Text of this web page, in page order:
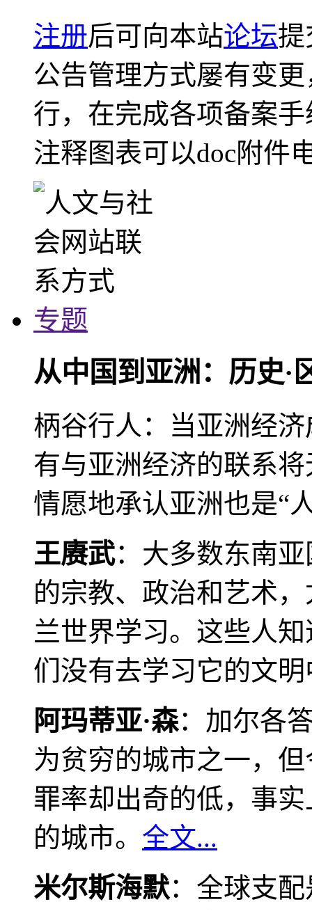
注册后可向本站论坛提
公告管理方式屡有变
行，在完成各项备案
注释图表可以doc附件
专题
从中国到亚洲：历史·
柄谷行人：当亚洲经
有与亚洲经济的联系
情愿地承认亚洲也是“
王赓武：大多数东南
的宗教、政治和艺术
兰世界学习。这些人
们没有去学习它的文
阿玛蒂亚·森：加尔各
为贫穷的城市之一，
罪率却出奇的低，事
的城市。 全文...
米尔斯海默：全球支